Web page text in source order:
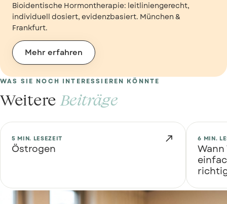
Bioidentische Hormontherapie: leitliniengerecht,
individuell dosiert, evidenzbasiert. München &
Frankfurt.
Mehr erfahren
WAS SIE NOCH INTERESSIEREN KÖNNTE
Weitere Beiträge
5 MIN. LESEZEIT 
Östrogen
6 MIN.